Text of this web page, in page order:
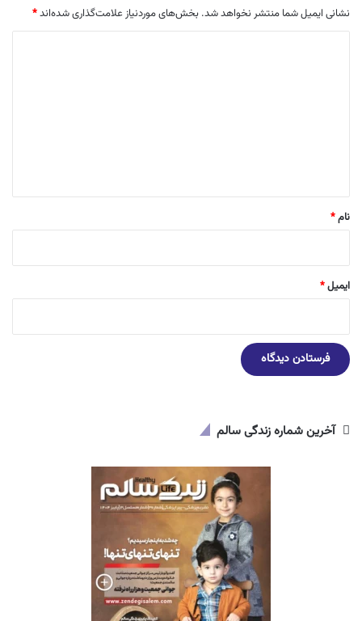
نشانی ایمیل شما منتشر نخواهد شد. بخش‌های موردنیاز علامت‌گذاری شده‌اند*
نام*
ایمیل*
آخرین شماره زندگی سالم